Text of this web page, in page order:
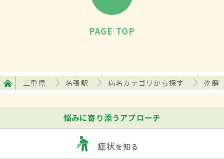
PAGE TOP
三重県 名張駅 病名カテゴリから探す 乾癬
悩みに寄り添うアプローチ
症状を知る